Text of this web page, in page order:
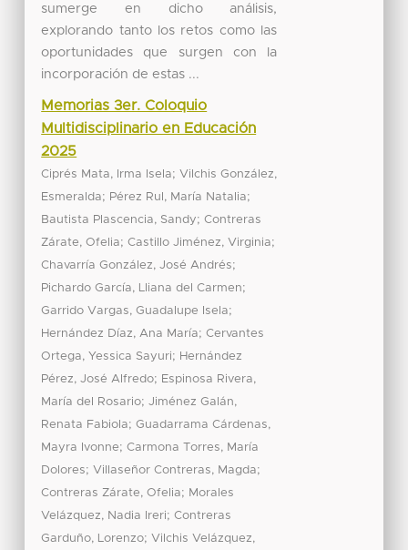
sumerge en dicho análisis,
explorando tanto los retos como las
oportunidades que surgen con la
incorporación de estas ...
Memorias 3er. Coloquio
Multidisciplinario en Educación
2025
Ciprés Mata, Irma Isela;Vilchis González,
Esmeralda; Pérez Rul, María Natalia;
Bautista Plascencia, Sandy;Contreras
Zárate, Ofelia;Castillo Jiménez, Virginia;
Chavarría González, José Andrés;
Pichardo García, Lliana del Carmen;
Garrido Vargas, Guadalupe Isela;
Hernández Díaz, Ana María;Cervantes
Ortega, Yessica Sayuri; Hernández
Pérez, José Alfredo; Espinosa Rivera,
María del Rosario;Jiménez Galán,
Renata Fabiola;Guadarrama Cárdenas,
Mayra Ivonne;Carmona Torres, María
Dolores;Villaseñor Contreras, Magda;
Contreras Zárate, Ofelia; Morales
Velázquez, Nadia Ireri;Contreras
Garduño, Lorenzo;Vilchis Velázquez,